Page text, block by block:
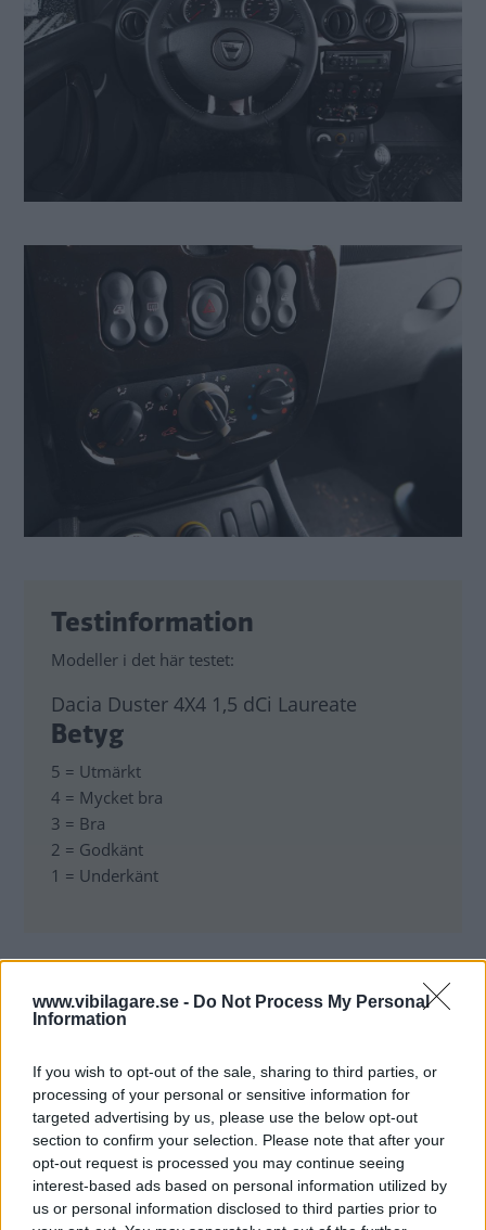
www.vibilagare.se - Do Not Process My Personal
Information
If you wish to opt-out of the sale, sharing to third parties, or
processing of your personal or sensitive information for
targeted advertising by us, please use the below opt-out
section to confirm your selection. Please note that after your
opt-out request is processed you may continue seeing
interest-based ads based on personal information utilized by
us or personal information disclosed to third parties prior to
Testinformation
Modeller i det här testet:
Dacia Duster 4X4 1,5 dCi Laureate
Betyg
5 = Utmärkt
4 = Mycket bra
3 = Bra
2 = Godkänt
1 = Underkänt
RELATERADE DOKUMENT
MODELLFAKTA:
Dacia Duster 4X4 1,5 dCi Laureate